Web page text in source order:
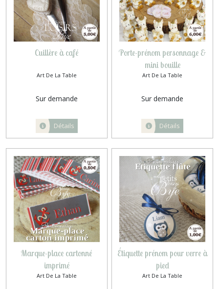
Cuillère à café
Art De La Table
Sur demande
Détails
Porte-prénom personnage &
mini bouille
Art De La Table
Sur demande
Détails
Marque-place cartonné
imprimé
Art De La Table
Étiquette prénom pour verre à
pied
Art De La Table